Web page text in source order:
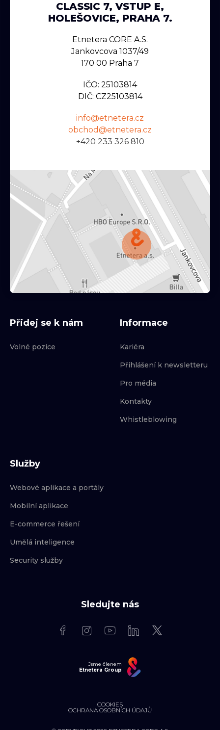
CLASSIC 7, VSTUP E,
HOLEŠOVICE, PRAHA 7.
Etnetera CORE A.s.
Jankovcova 1037/49
170 00 Praha 7
IČO: 25103814
DIČ: CZ25103814
info@etnetera.cz
obchod@etnetera.cz
+420 233 326 810
Služby
Webové aplikace a portály
Mobilní aplikace
E-commerce řešení
Umělá inteligence
Security služby
Přidej se k nám
Volné pozice
Informace
Kariéra
Přihlášení k newsletteru
Pro média
Kontakty
Whistleblowing
Sledujte nás
Jsme členem
Etnetera Group
COOKIES
OCHRANA OSOBNÍCH ÚDAJŮ